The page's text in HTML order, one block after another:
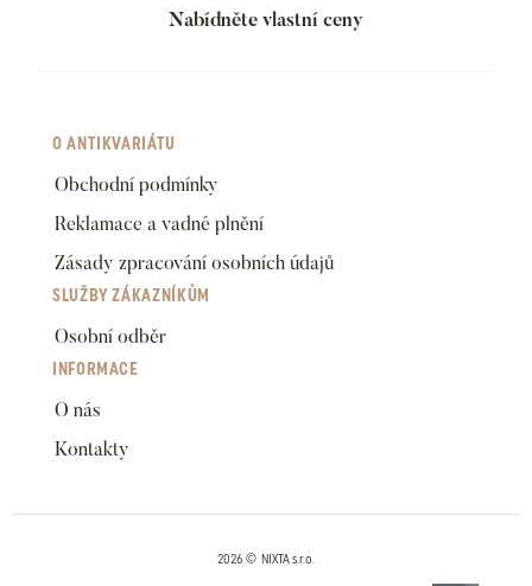
Nabídněte vlastní ceny
O ANTIKVARIÁTU
Obchodní podmínky
Reklamace a vadné plnění
Zásady zpracování osobních údajů
SLUŽBY ZÁKAZNÍKŮM
Osobní odběr
INFORMACE
O nás
Kontakty
2026 © NIXTA s.r.o.